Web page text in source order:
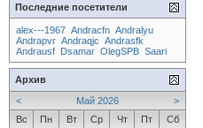
Последние посетители
alex---1967 Andracfn Andralyu
Andrapvr Andraqjc Andrasfk
Andrausf Dsamar OlegSPB Saari
Архив
<
>
Май 2026
Вс
Пн Вт Ср Чт Пт
Сб